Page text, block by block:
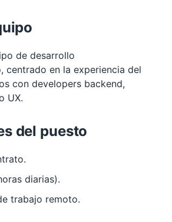
de desarrollo
centrado en la experiencia del
con developers backend,
UX.
del puesto
diarias).
trabajo remoto.